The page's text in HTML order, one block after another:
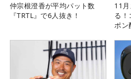
仲宗根澄香が平均パット数
『TRTL』で6人抜き！
11
る！
ポン